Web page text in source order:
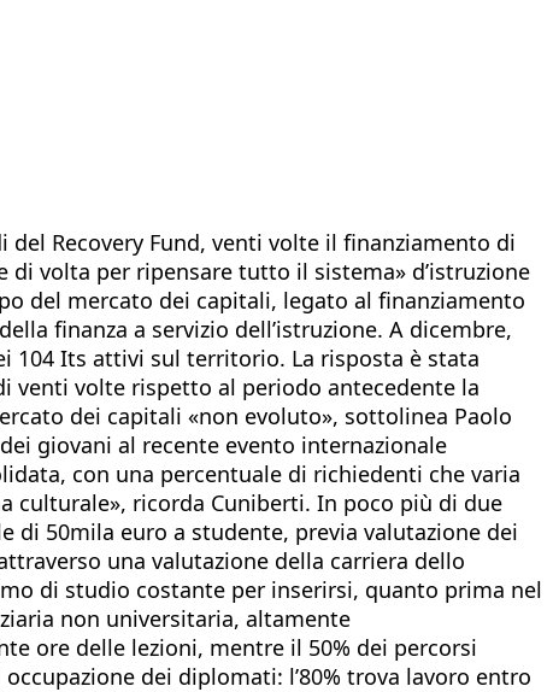
Recovery Fund, venti volte il finanziamento di
di volta per ripensare tutto il sistema» d’istruzione
del mercato dei capitali, legato al finanziamento
finanza a servizio dell’istruzione. A dicembre,
104 Its attivi sul territorio. La risposta è stata
venti volte rispetto al periodo antecedente la
dei capitali «non evoluto», sottolinea Paolo
giovani al recente evento internazionale
con una percentuale di richiedenti che varia
culturale», ricorda Cuniberti. In poco più di due
di 50mila euro a studente, previa valutazione dei
una valutazione della carriera dello
di studio costante per inserirsi, quanto prima nel
non universitaria, altamente
ore delle lezioni, mentre il 50% dei percorsi
dei diplomati: l’80% trova lavoro entro